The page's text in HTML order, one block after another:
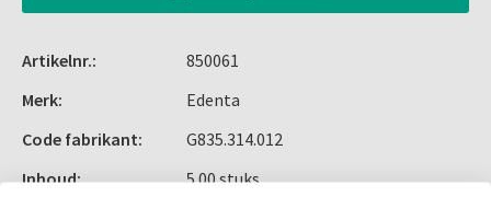
Artikelnr.:
850061
Merk:
Edenta
Code fabrikant:
G835.314.012
Inhoud:
5.00 stuks